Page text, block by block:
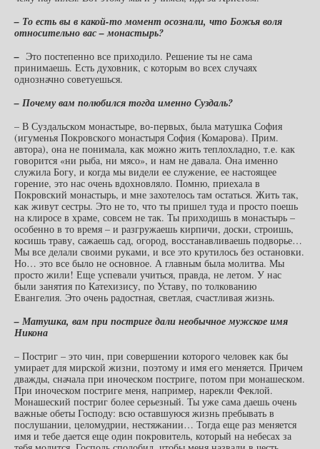
– То есть вы в какой-то момент осознали, что Божья воля
относительно вас – монастырь?
– Это постепенно все приходило. Решение ты не сама
принимаешь. Есть духовник, с которым во всех случаях
однозначно советуешься.
– Почему вам полюбился тогда именно Суздаль?
– В Суздальском монастыре, во-первых, была матушка София
(игуменья Покровского монастыря София (Комарова). Прим.
автора), она не понимала, как можно жить теплохладно, т.е. как
говорится «ни рыба, ни мясо», и нам не давала. Она именно
служила Богу, и когда мы видели ее служение, ее настоящее
горение, это нас очень вдохновляло. Помню, приехала в
Покровский монастырь, и мне захотелось там остаться. Жить так,
как живут сестры. Это не то, что ты пришел туда и просто поешь
на клиросе в храме, совсем не так. Ты приходишь в монастырь –
особенно в то время – и разгружаешь кирпичи, доски, строишь,
косишь траву, сажаешь сад, огород, восстанавливаешь подворье…
Мы все делали своими руками, и все это крутилось без остановки.
Но… это все было не основное. А главным была молитва. Мы
просто жили! Еще успевали учиться, правда, не летом. У нас
были занятия по Катехизису, по Уставу, по толкованию
Евангелия. Это очень радостная, светлая, счастливая жизнь.
– Матушка, вам при постриге дали необычное мужское имя
Никона
– Постриг – это чин, при совершении которого человек как бы
умирает для мирской жизни, поэтому и имя его меняется. Причем
дважды, сначала при иноческом постриге, потом при монашеском.
При иноческом постриге меня, например, нарекли Феклой.
Монашеский постриг более серьезный. Ты уже сама даешь очень
важные обеты Господу: всю оставшуюся жизнь пребывать в
послушании, целомудрии, нестяжании… Тогда еще раз меняется
имя и тебе дается еще один покровитель, который на небесах за